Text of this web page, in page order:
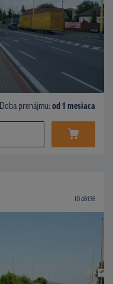
Doba prenájmu: od 1 mesiaca
ID 46136